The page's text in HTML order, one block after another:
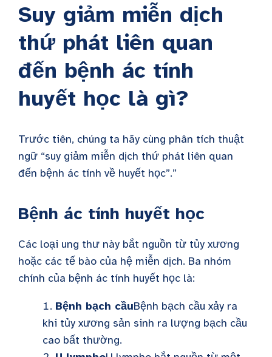
Suy giảm miễn dịch
thứ phát liên quan
đến bệnh ác tính
huyết học là gì?
Trước tiên, chúng ta hãy cùng phân tích thuật
ngữ “suy giảm miễn dịch thứ phát liên quan
đến bệnh ác tính về huyết học”.”
Bệnh ác tính huyết học
Các loại ung thư này bắt nguồn từ tủy xương
hoặc các tế bào của hệ miễn dịch. Ba nhóm
chính của bệnh ác tính huyết học là:
Bệnh bạch cầuBệnh bạch cầu xảy ra
khi tủy xương sản sinh ra lượng bạch cầu
cao bất thường.